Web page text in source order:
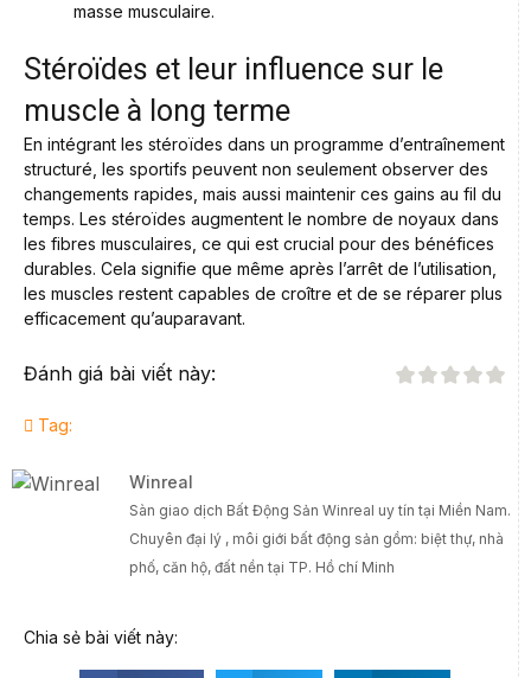
masse musculaire.
Stéroïdes et leur influence sur le
muscle à long terme
En intégrant les stéroïdes dans un programme d’entraînement
structuré, les sportifs peuvent non seulement observer des
changements rapides, mais aussi maintenir ces gains au fil du
temps. Les stéroïdes augmentent le nombre de noyaux dans
les fibres musculaires, ce qui est crucial pour des bénéfices
durables. Cela signifie que même après l’arrêt de l’utilisation,
les muscles restent capables de croître et de se réparer plus
efficacement qu’auparavant.
Đánh giá bài viết này:
Tag:
Winreal
Sàn giao dịch Bất Động Sản Winreal uy tín tại Miền Nam.
Chuyên đại lý , môi giới bất động sản gồm: biệt thự, nhà
phố, căn hộ, đất nền tại TP. Hồ chí Minh
Chia sẻ bài viết này: